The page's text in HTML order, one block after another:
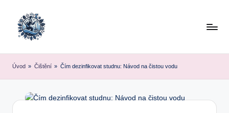
Úvod » Čištění » Čím dezinfikovat studnu: Návod na čistou vodu